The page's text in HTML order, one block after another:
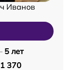
Иванов
5 лет
1 370